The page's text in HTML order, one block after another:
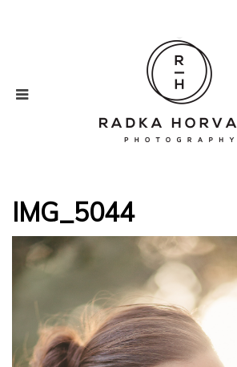
IMG_5044